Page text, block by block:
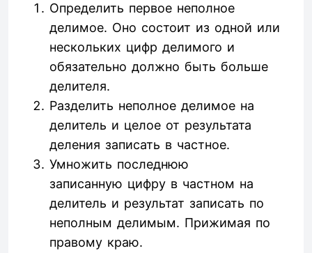
Определить первое неполное
делимое. Оно состоит из одной или
нескольких цифр делимого и
обязательно должно быть больше
делителя.
Разделить неполное делимое на
делитель и целое от результата
деления записать в частное.
Умножить последнюю
записанную цифру в частном на
делитель и результат записать по
неполным делимым. Прижимая по
правому краю.